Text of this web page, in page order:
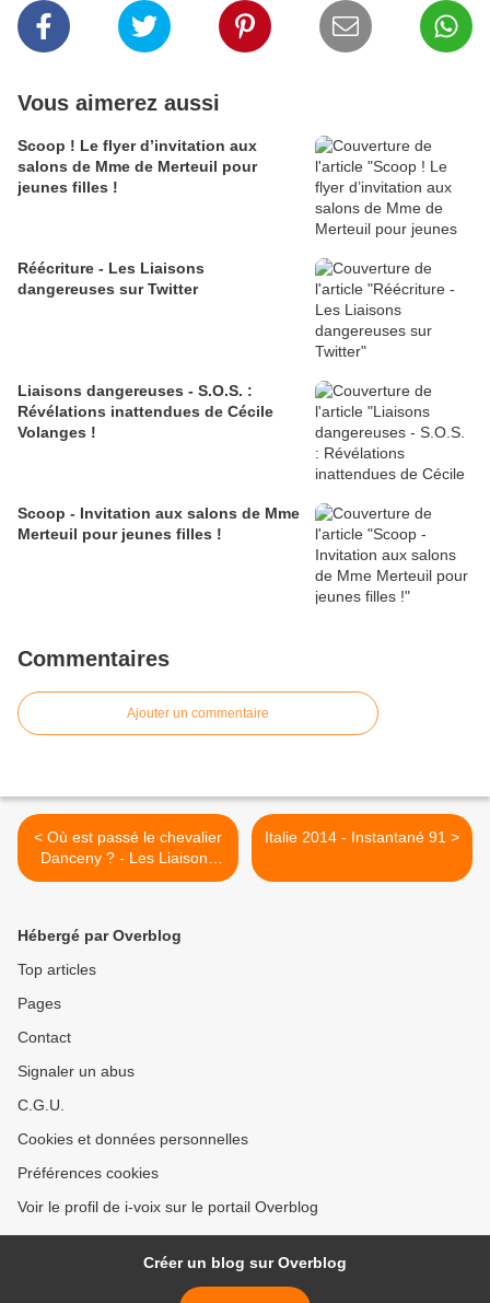
Vous aimerez aussi
Scoop ! Le flyer d’invitation aux
salons de Mme de Merteuil pour
jeunes filles !
Réécriture - Les Liaisons
dangereuses sur Twitter
Liaisons dangereuses - S.O.S. :
Révélations inattendues de Cécile
Volanges !
Scoop - Invitation aux salons de Mme
Merteuil pour jeunes filles !
Commentaires
Ajouter un commentaire
< Où est passé le chevalier
Danceny ? - Les Liaisons
dangereuses
Italie 2014 - Instantané 91 >
Hébergé par Overblog
Top articles
Pages
Contact
Signaler un abus
C.G.U.
Cookies et données personnelles
Préférences cookies
Voir le profil de i-voix sur le portail Overblog
Créer un blog sur Overblog